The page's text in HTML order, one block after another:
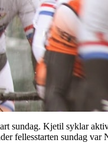
sundag. Kjetil syklar
fellesstarten sundag var